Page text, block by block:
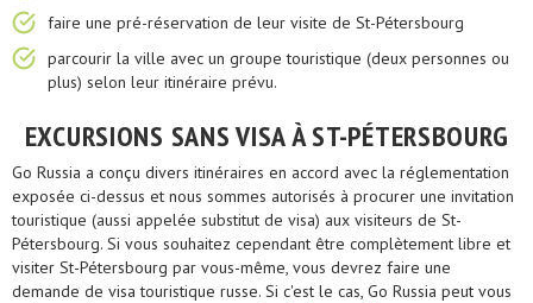
faire une pré-réservation de leur visite de St-Pétersbourg
parcourir la ville avec un groupe touristique (deux personnes ou
plus) selon leur itinéraire prévu.
EXCURSIONS SANS VISA À ST-PÉTERSBOURG
Go Russia a conçu divers itinéraires en accord avec la réglementation
exposée ci-dessus et nous sommes autorisés à procurer une invitation
touristique (aussi appelée substitut de visa) aux visiteurs de St-
Pétersbourg. Si vous souhaitez cependant être complètement libre et
visiter St-Pétersbourg par vous-même, vous devrez faire une
demande de visa touristique russe. Si c'est le cas, Go Russia peut vous